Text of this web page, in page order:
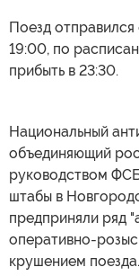
Поезд
19:00, по
прибыть в 23:30.
Национальный
объединяющий
руководством
штабы в
предприняли ряд
оперативно-
крушением поезда.